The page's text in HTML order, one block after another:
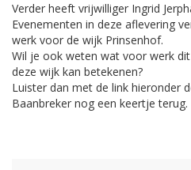
Verder heeft vrijwilliger Ingrid
Evenementen in deze aflevering
werk voor de wijk Prinsenhof.
Wil je ook weten wat voor werk
deze wijk kan betekenen?
Luister dan met de link hieronder
Baanbreker nog een keertje terug.